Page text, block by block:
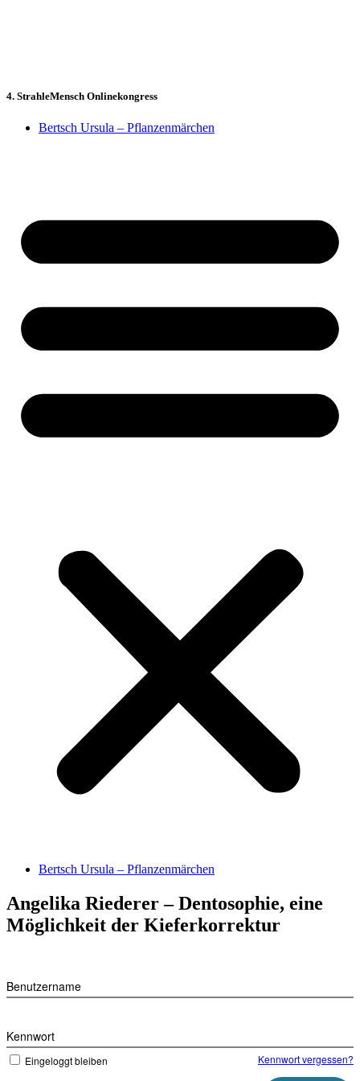
4. StrahleMensch Onlinekongress
Bertsch Ursula – Pflanzenmärchen
Bertsch Ursula – Pflanzenmärchen
Angelika Riederer – Dentosophie, eine
Möglichkeit der Kieferkorrektur
Benutzername
Kennwort
Eingeloggt bleiben Kennwort vergessen?